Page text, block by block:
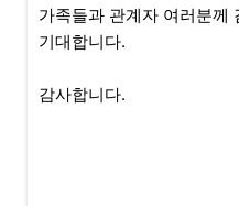
가족들과 관계자 여러분께
기대합니다.
감사합니다.